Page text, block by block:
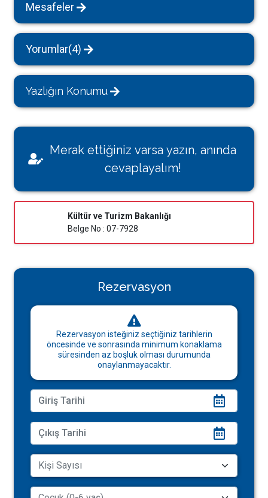
Mesafeler
Yorumlar(4)
Yazlığın Konumu
Merak ettiğiniz varsa yazın, anında
cevaplayalım!
Kültür ve Turizm Bakanlığı
Belge No : 07-7928
Rezervasyon
Rezervasyon isteğiniz seçtiğiniz tarihlerin
öncesinde ve sonrasında minimum konaklama
süresinden az boşluk olması durumunda
onaylanmayacaktır.